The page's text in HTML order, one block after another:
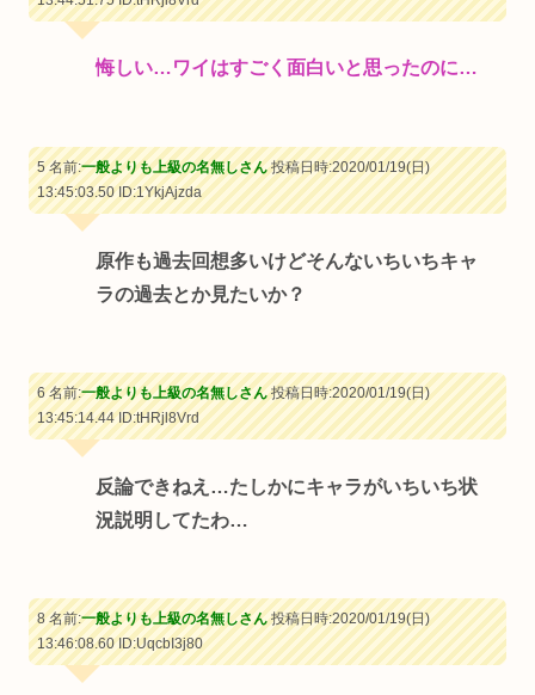
悔しい…ワイはすごく面白いと思ったのに…
5 名前:一般よりも上級の名無しさん投稿日時:2020/01/19(日)
13:45:03.50ID:1YkjAjzda
原作も過去回想多いけどそんないちいちキャ
ラの過去とか見たいか？
6 名前:一般よりも上級の名無しさん投稿日時:2020/01/19(日)
13:45:14.44ID:tHRjl8Vrd
反論できねえ…たしかにキャラがいちいち状
況説明してたわ…
8 名前:一般よりも上級の名無しさん投稿日時:2020/01/19(日)
13:46:08.60ID:UqcbI3j80